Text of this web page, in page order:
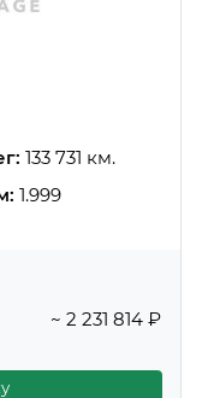
133 731 км.
1.999
~ 2 231 814 ₽